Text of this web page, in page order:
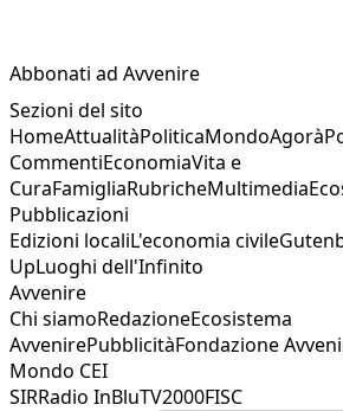
Abbonati ad Avvenire
Sezioni del sito
HomeAttualitàPoliticaMondoAgorà
CommentiEconomiaVita e
CuraFamigliaRubricheMultimedia
Pubblicazioni
Edizioni localiL'economia civile
UpLuoghi dell'Infinito
Avvenire
Chi siamoRedazioneEcosistema
AvvenirePubblicitàFondazione
Mondo CEI
SIRRadio InBluTV2000FISC